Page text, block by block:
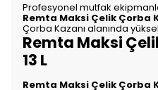
Profesyonel mutfak
Remta Maksi Çelik Çorba
Çorba Kazanı alanında
Remta Maksi
13 L
Remta Maksi Çelik Çorba